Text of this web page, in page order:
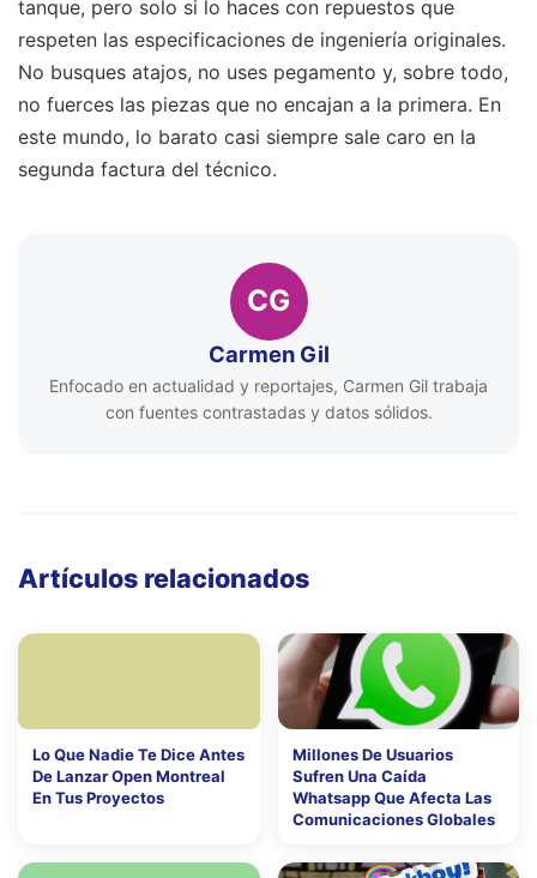
tanque, pero solo si lo haces con repuestos que
respeten las especificaciones de ingeniería originales.
No busques atajos, no uses pegamento y, sobre todo,
no fuerces las piezas que no encajan a la primera. En
este mundo, lo barato casi siempre sale caro en la
segunda factura del técnico.
CG
Carmen Gil
Enfocado en actualidad y reportajes, Carmen Gil trabaja
con fuentes contrastadas y datos sólidos.
Artículos relacionados
Lo Que Nadie Te Dice Antes
De Lanzar Open Montreal
En Tus Proyectos
Millones De Usuarios
Sufren Una Caída
Whatsapp Que Afecta Las
Comunicaciones Globales